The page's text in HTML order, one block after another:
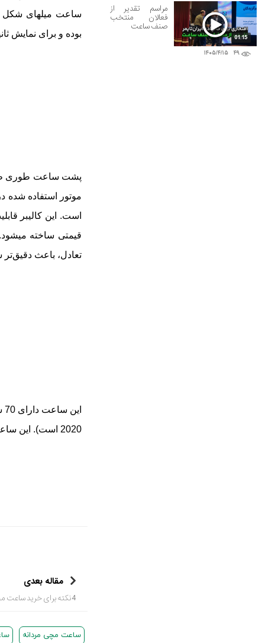
ساعت میله
بوده و برای نمایش ثانیه
پشت ساعت طوری
موتور استفاده شده
قیمتی ساخته می
تعادل، باعث
این ساعت دارای 70 سال گارانتی می
2020 است). این ساعت دارای یک بند چرمی تمساح قهوه‏ای رنگ است و قیمت آن نیز برابر با 36.900 دلار می باشد.
مقاله بعدی
4نکته برای خرید ساعت مچی مناسب شما
ساعت مچی مردانه
۴۹ ۱۴۰۵/۴/۱۵
01:15
مراسم تقدیر از
فعالان منتخب
صنف ساعت